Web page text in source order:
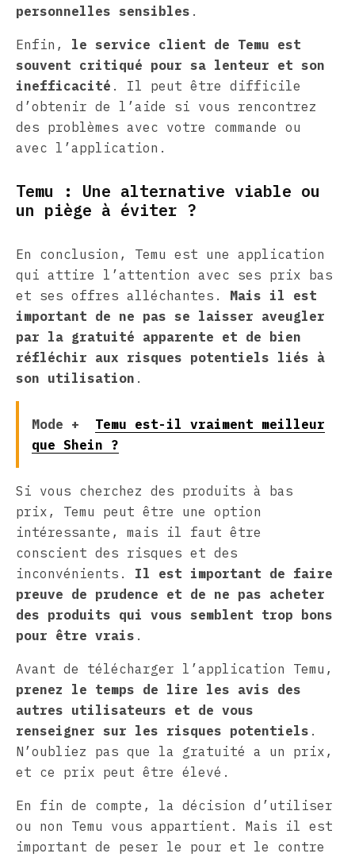
personnelles sensibles .
Enfin, le service client de Temu est
souvent critiqué pour sa lenteur et son
inefficacité . Il peut être difficile
d’obtenir de l’aide si vous rencontrez
des problèmes avec votre commande ou
avec l’application.
Temu : Une alternative viable ou
un piège à éviter ?
En conclusion, Temu est une application
qui attire l’attention avec ses prix bas
et ses offres alléchantes. Mais il est
important de ne pas se laisser aveugler
par la gratuité apparente et de bien
réfléchir aux risques potentiels liés à
son utilisation .
Mode +
Temu est-il vraiment meilleur
que Shein ?
Si vous cherchez des produits à bas
prix, Temu peut être une option
intéressante, mais il faut être
conscient des risques et des
inconvénients. Il est important de faire
preuve de prudence et de ne pas acheter
des produits qui vous semblent trop bons
pour être vrais .
Avant de télécharger l’application Temu,
prenez le temps de lire les avis des
autres utilisateurs et de vous
renseigner sur les risques potentiels .
N’oubliez pas que la gratuité a un prix,
et ce prix peut être élevé.
En fin de compte, la décision d’utiliser
ou non Temu vous appartient. Mais il est
important de peser le pour et le contre